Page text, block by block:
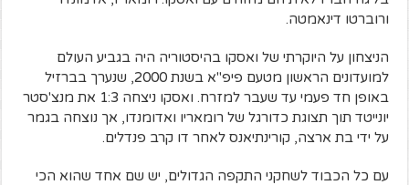
ורוברטו דינאמטה.
הניצחון על היוקרתי של ואסקו בהיסטוריה היה בגביע העולם
למועדונים הראשון מטעם פיפ"א בשנת 2000, שנערך בברזיל
באופן חד פעמי עד שעבר למזרח. ואסקו ניצחה 1:3 את מנצ'סטר
יונייטד תוך תצוגת כדורגל של רומאריו ואדומנדו, אך נוצחה בגמר
על ידי בת ארצה, קורינתיאנס לאחר דו קרב פנדלים.
עם כל הכבוד לשחקני התקפה הגדולים, יש שם אחד שהוא הכי